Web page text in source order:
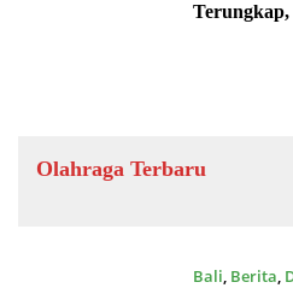
Olahraga Terbaru
Bali, Berita,